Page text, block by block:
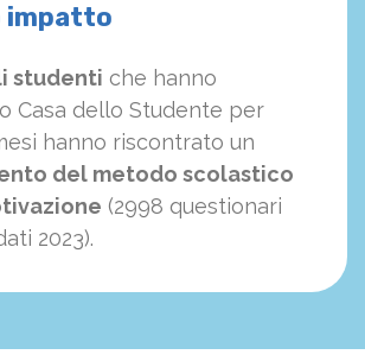
impatto
studenti che hanno
Casa dello Studente per
hanno riscontrato un
del metodo scolastico
(2998 questionari
2023).